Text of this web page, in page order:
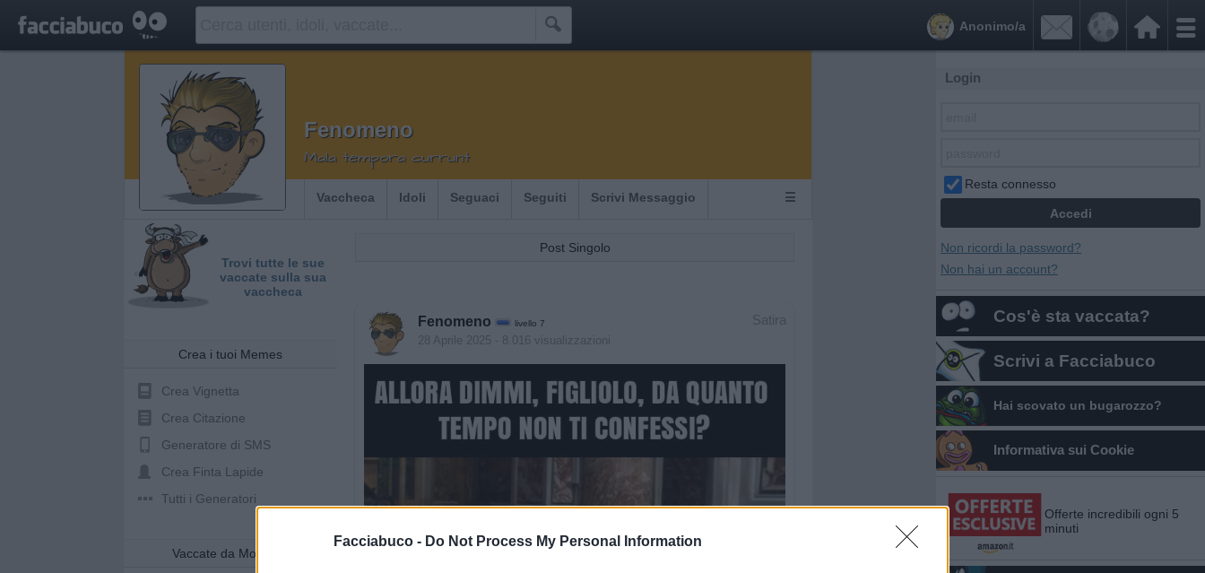
Facciabuco - Do Not Process My Personal Information
 

Anonimo/a
Fenomeno
Mala tempora currunt
Vaccheca Idoli Seguaci Seguiti Scrivi Messaggio ☰
Trovi tutte le sue
vaccate sulla sua
vaccheca
Crea i tuoi Memes
Crea Vignetta
Crea Citazione
Generatore di SMS
Crea Finta Lapide
Tutti i Generatori
Vaccate da Mostrare
Post Singolo
Satira
Fenomeno livello 7
28 Aprile 2025 - 8.016 visualizzazioni
Login
Resta connesso
Non ricordi la password?
Non hai un account?
Cos'è sta vaccata?
Scrivi a Facciabuco
Hai scovato un bugarozzo?
Informativa sui Cookie
Offerte incredibili ogni 5
minuti